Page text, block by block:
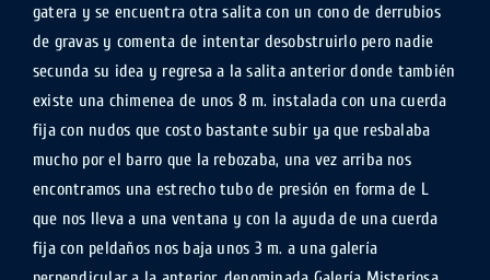
gatera y se encuentra otra salita con un cono de derrubios
de gravas y comenta de intentar desobstruirlo pero nadie
secunda su idea y regresa a la salita anterior donde también
existe una chimenea de unos 8 m. instalada con una cuerda
fija con nudos que costo bastante subir ya que resbalaba
mucho por el barro que la rebozaba, una vez arriba nos
encontramos una estrecho tubo de presión en forma de L
que nos lleva a una ventana y con la ayuda de una cuerda
fija con peldaños nos baja unos 3 m. a una galería